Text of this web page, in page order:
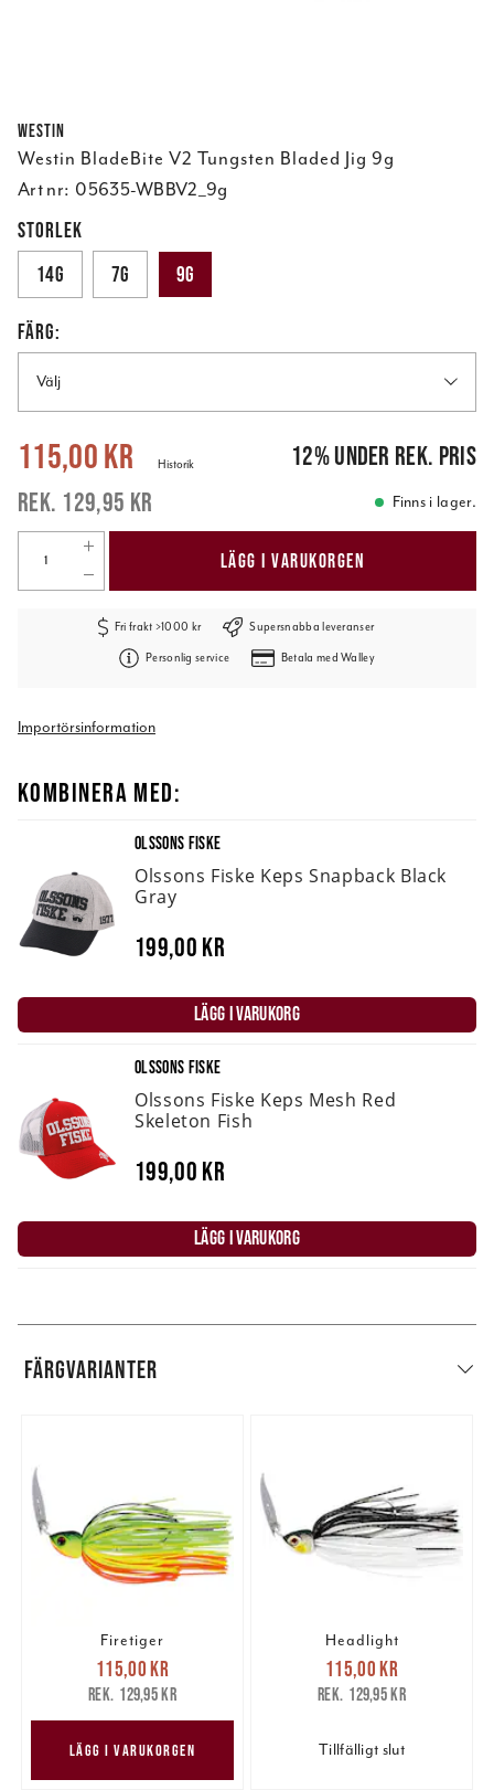
Westin
Westin BladeBite V2 Tungsten Bladed Jig 9g
Art nr: 05635-WBBV2_9g
STORLEK
14g
7g 9g
FÄRG:
Välj
Nuvarande pris:115,00 kr 129,95 kr
115,00 kr
129,95 kr
Historik 12%under rek. pris
Finns i lager.
LÄGG I VARUKORGEN
Fri frakt >1000 kr Supersnabba leveranser
Personlig service Betala med Walley
Importörsinformation
KOMBINERA MED:
OLSSONS FISKE
Olssons Fiske Keps Snapback Black
Gray
199,00 kr
LÄGG I VARUKORG
OLSSONS FISKE
Olssons Fiske Keps Mesh Red
Skeleton Fish
199,00 kr
LÄGG I VARUKORG
FÄRGVARIANTER
Firetiger
Nuvarande pris
115,00 krTidigare pris
129,95 kr
115,00 kr
129,95 kr
LÄGG I VARUKORGEN
Headlight
Nuvarande pris
115,00 krTidigare pris
129,95 kr
115,00 kr
129,95 kr
Tillfälligt slut